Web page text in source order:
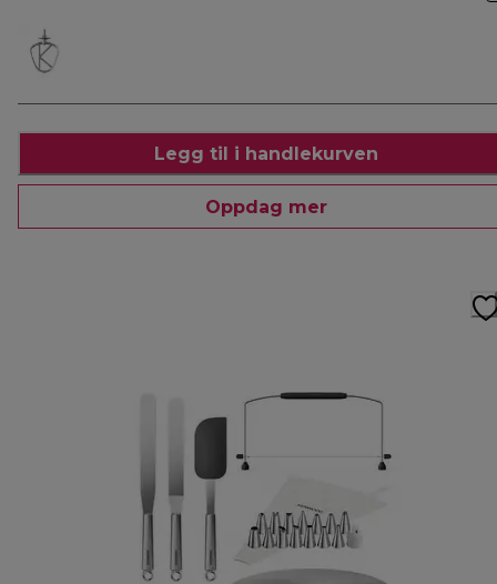
Legg til i handlekurven
Oppdag mer